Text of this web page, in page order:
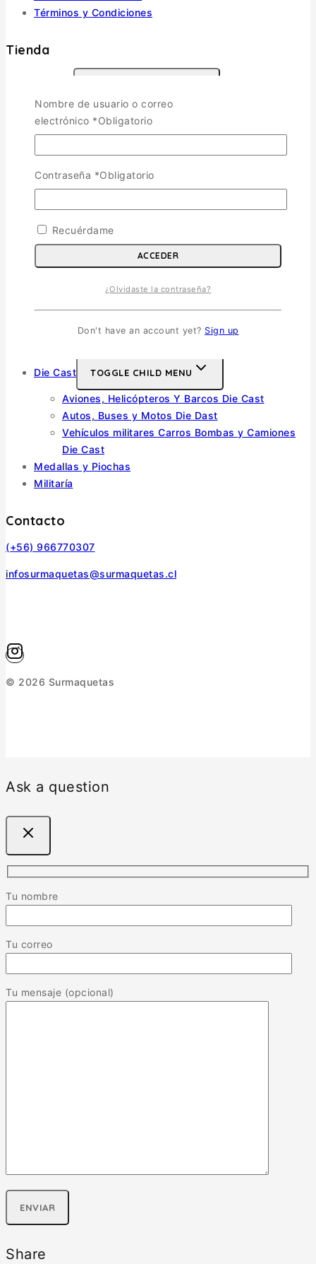
Términos y Condiciones
Tienda
Escala 1/72
Escala 1/48
Vehiculos Militares
Soldados
Die Cast TOGGLE CHILD MENU
Aviones, Helicópteros Y Barcos Die Cast
Autos, Buses y Motos Die Dast
Vehículos militares Carros Bombas y Camiones
Die Cast
Medallas y Piochas
Militaría
Contacto
(+56) 966770307
infosurmaquetas@surmaquetas.cl
© 2026 Surmaquetas
Ask a question
Tu nombre
Tu correo
Tu mensaje (opcional)
Share
Nombre de usuario o correo
electrónico *Obligatorio
Contraseña *Obligatorio
Recuérdame
ACCEDER
¿Olvidaste la contraseña?
Don't have an account yet? Sign up